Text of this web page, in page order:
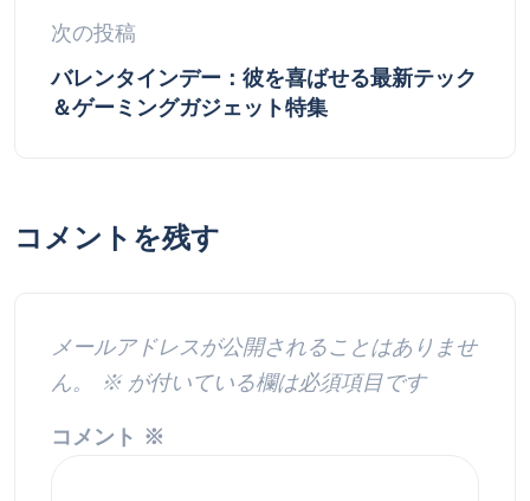
次の投稿
バレンタインデー：彼を喜ばせる最新テック
＆ゲーミングガジェット特集
コメントを残す
メールアドレスが公開されることはありませ
ん。
※が付いている欄は必須項目です
コメント ※